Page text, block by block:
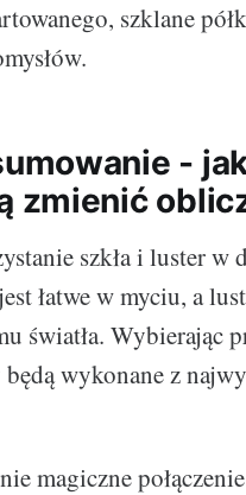
szklane
-
zmienić
szkła i luster w
łatwe w myciu, a
światła. Wybierając
wykonane z
magiczne